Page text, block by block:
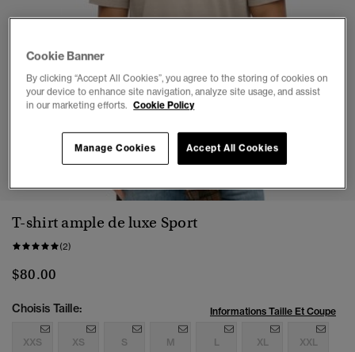
1 2 3 5 6 7
T-shirt ample de luxe Sport
(2)
$80.00
Choisis Taille: Informations Taille Et Coupe
XXS XS S M L XL XXL
Cookie Banner
By clicking “Accept All Cookies”, you agree to the storing of cookies on
your device to enhance site navigation, analyze site usage, and assist
in our marketing efforts. Cookie Policy
Accept All Cookies
Manage Cookies